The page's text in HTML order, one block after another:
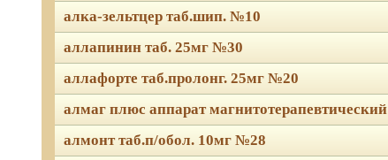
алка-зельтцер таб.шип. №10
аллапинин таб. 25мг №30
аллафорте таб.пролонг. 25мг №20
алмаг плюс аппарат магнитотерапевтический
алмонт таб.п/обол. 10мг №28